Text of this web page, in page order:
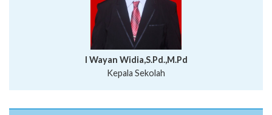
I Wayan Widia,S.Pd.,M.Pd
Kepala Sekolah